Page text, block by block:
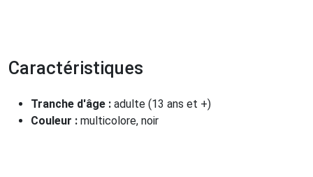
Caractéristiques
Tranche d'âge : adulte (13 ans et +)
Couleur : multicolore, noir